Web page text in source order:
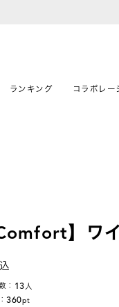
ランキング コラボレー
】ワ
： 13 人
360pt